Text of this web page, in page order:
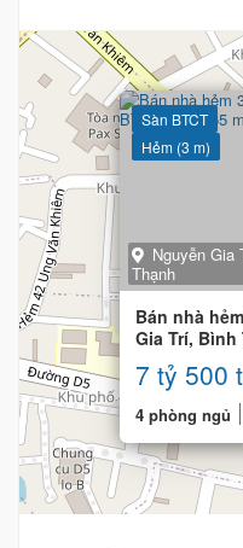
Sàn BTCT
Hẻm (3 m)
Nguyễn Gia
Thạnh
Bán nhà
Gia Trí, Bình
8.5m)
7 tỷ 500
4 phòng ngủ